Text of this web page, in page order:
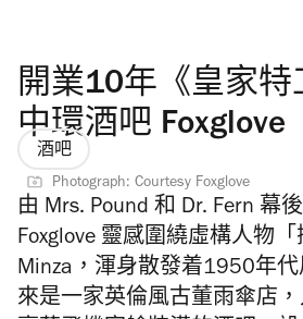
開業10年《皇家特
中環酒吧 Foxglove
酒吧
Photograph: Courtesy Foxglove
由 Mrs. Pound 和 Dr. Fern 幕
Foxglove 靈感圍繞虛構人物
Minza， 渾身散發着1950年
來是一家英倫風古董雨傘店